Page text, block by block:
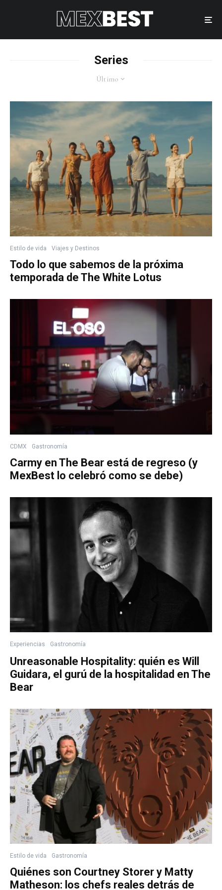
Series
Último
Estilo de vida Viajes y Destinos
Todo lo que sabemos de la próxima
temporada de The White Lotus
CDMX Gastronomía
Carmy en The Bear está de regreso (y
MexBest lo celebró como se debe)
Experiencias Gastronomía
Unreasonable Hospitality: quién es Will
Guidara, el gurú de la hospitalidad en The
Bear
Estilo de vida Gastronomía
Quiénes son Courtney Storer y Matty
Matheson: los chefs reales detrás de